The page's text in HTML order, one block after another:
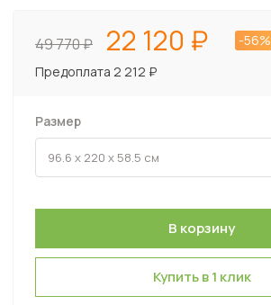
49 770 22 120
-56%
Предоплата 2 212 ₽
Размер
Купить в 1 клик